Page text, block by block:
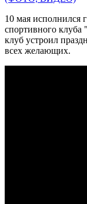
10 мая исполнился
спортивного
клуб устроил
всех желающих.